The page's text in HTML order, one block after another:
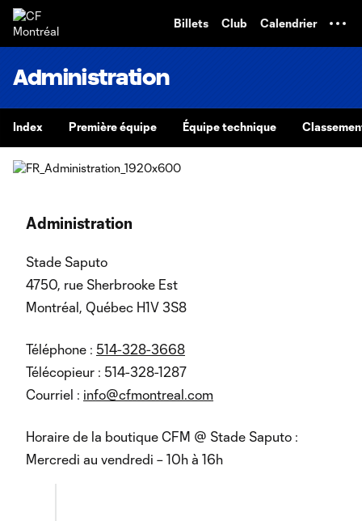
Billets Club Calendrier
Administration
Index Première équipe Équipe technique
Administration
Stade Saputo
4750, rue Sherbrooke Est
Montréal, Québec H1V 3S8
Téléphone : 514-328-3668
Télécopieur : 514-328-1287
Courriel : info@cfmontreal.com
Horaire de la boutique CFM @ Stade Saputo :
Mercredi au vendredi – 10h à 16h